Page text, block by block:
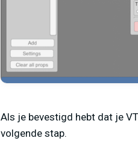
Als je bevestigd hebt dat je
volgende stap.